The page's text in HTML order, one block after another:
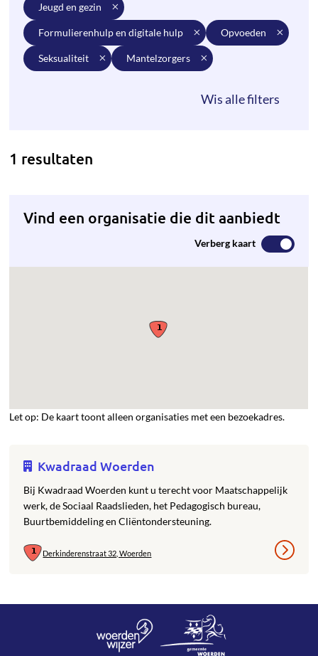
jeugd en gezin
formulierenhulp en digitale hulp opvoeden
seksualiteit mantelzorgers
1 resultaten
Vind een organisatie die dit aanbiedt
Verberg kaart
Let op: De kaart toont alleen organisaties met een bezoekadres.
Kwadraad Woerden
Bij Kwadraad Woerden kunt u terecht voor Maatschappelijk
werk, de Sociaal Raadslieden, het Pedagogisch bureau,
Buurtbemiddeling en Cliëntondersteuning.
Derkinderenstraat 32, Woerden